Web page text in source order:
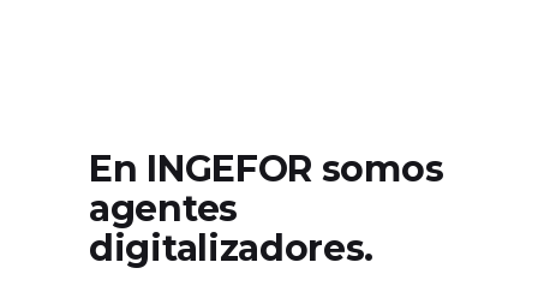
En INGEFOR somos
agentes
digitalizadores.